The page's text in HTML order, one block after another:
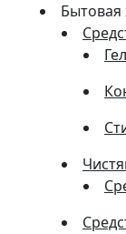
Бытовая